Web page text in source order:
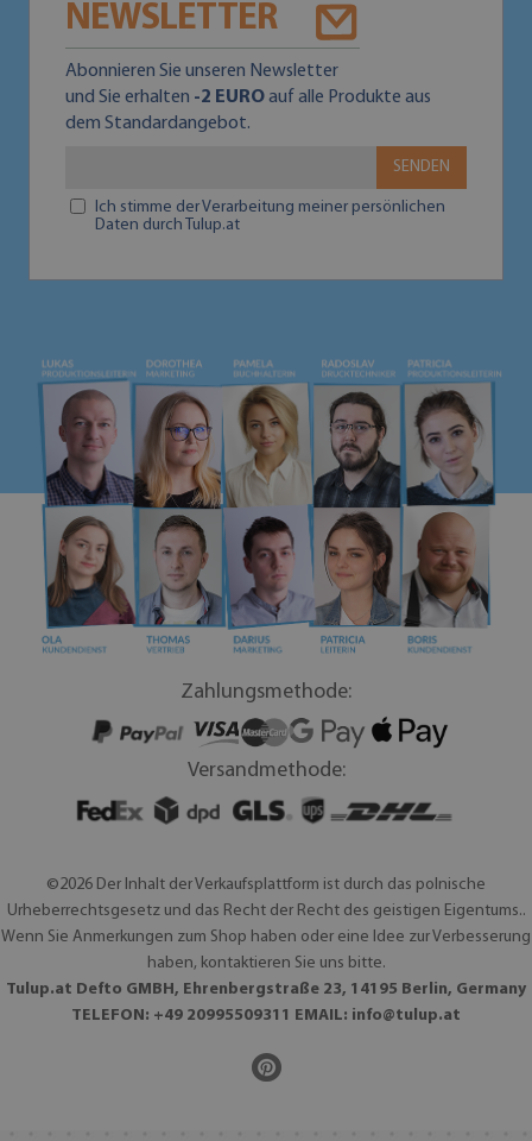
NEWSLETTER
Abonnieren Sie unseren Newsletter
und Sie erhalten -2 EUROauf alle Produkte aus
dem Standardangebot.
SENDEN
Ich stimme der Verarbeitung meiner persönlichen
Daten durch Tulup.at
Zahlungsmethode:
Versandmethode:
©2026 Der Inhalt der Verkaufsplattform ist durch das polnische
Urheberrechtsgesetz und das Recht der Recht des geistigen Eigentums..
Wenn Sie Anmerkungen zum Shop haben oder eine Idee zur Verbesserung
haben, kontaktieren Sie uns bitte.
Tulup.at Defto GMBH, Ehrenbergstraße 23, 14195 Berlin, Germany
TELEFON: +49 20995509311 EMAIL: info@tulup.at